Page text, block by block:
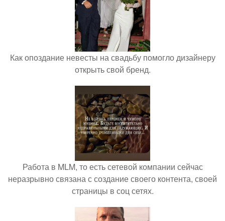
Как опоздание невесты на свадьбу помогло дизайнеру
открыть свой бренд.
Работа в MLM, то есть сетевой компании сейчас
неразрывно связана с создание своего контента, своей
страницы в соц сетях.